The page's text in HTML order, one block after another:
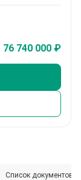
76 740 000 ₽
Список документов